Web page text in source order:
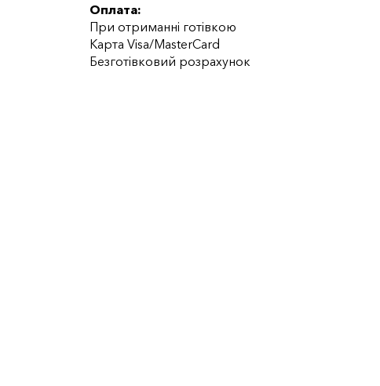
Оплата:
При отриманні готівкою
Карта Visa/MasterCard
Безготівковий розрахунок